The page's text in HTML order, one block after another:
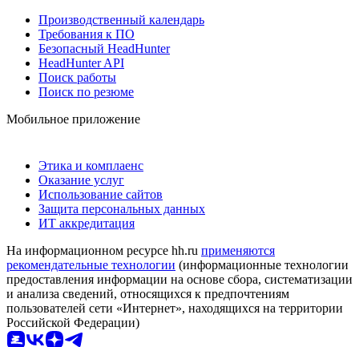
Производственный календарь
Требования к ПО
Безопасный HeadHunter
HeadHunter API
Поиск работы
Поиск по резюме
Мобильное приложение
Этика и комплаенс
Оказание услуг
Использование сайтов
Защита персональных данных
ИТ аккредитация
На информационном ресурсе hh.ru применяются
рекомендательные технологии (информационные технологии
предоставления информации на основе сбора, систематизации
и анализа сведений, относящихся к предпочтениям
пользователей сети «Интернет», находящихся на территории
Российской Федерации)